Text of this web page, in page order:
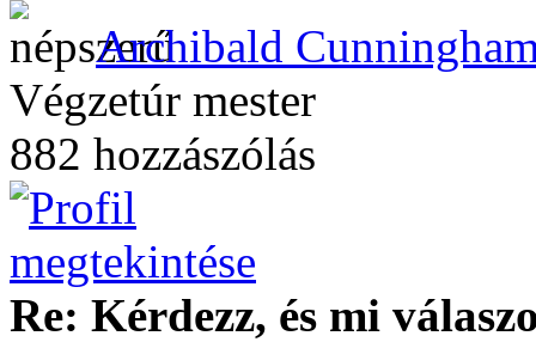
Archibald
Végzetúr mester
882 hozzászólás
Re: Kérdezz, és mi